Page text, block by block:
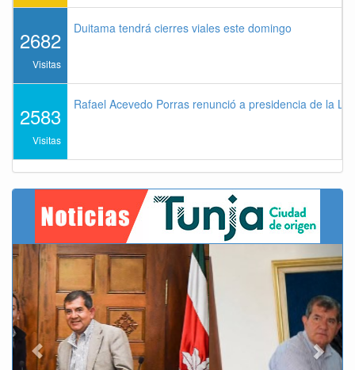
2682
Visitas
Duitama tendrá cierres viales este domingo
2583
Visitas
Rafael Acevedo Porras renunció a presidencia de la
Previous Next